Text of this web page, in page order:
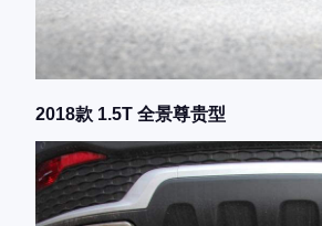
2018款 1.5T 全景尊贵型